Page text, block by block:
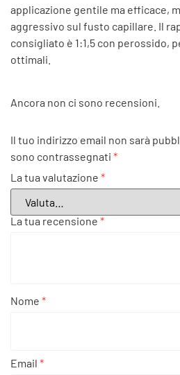
applicazione gentile ma efficace,
aggressivo sul fusto capillare . Il
consigliato è 1:1,5 con perossido,
ottimali.
Ancora non ci sono recensioni.
Il tuo indirizzo email non sarà
sono contrassegnati *
La tua valutazione *
La tua recensione *
Nome *
Email *